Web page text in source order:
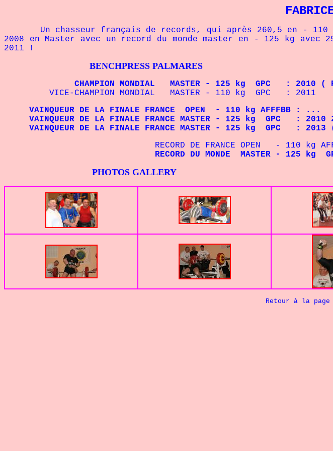
Un chasseur français de records, qui après 260,5 en - 110
2008 en Master avec un record du monde master en - 125 kg
2011 !
BENCHPRESS PALMARES
CHAMPION MONDIAL MASTER - 125 kg GPC : 2010 (
VICE-CHAMPION MONDIAL MASTER - 110 kg GPC : 2011
VAINQUEUR DE LA FINALE FRANCE OPEN - 110 kg AFFFBB : ...
VAINQUEUR DE LA FINALE
FRANCE MASTER - 125 kg GPC : 2010
VAINQUEUR DE LA FINALE
FRANCE MASTER - 125 kg GPC : 2013
RECORD DE FRANCE OPEN
- 110 kg
RECORD DU MONDE MASTER
- 125
PHOTOS GALLERY
Retour à la